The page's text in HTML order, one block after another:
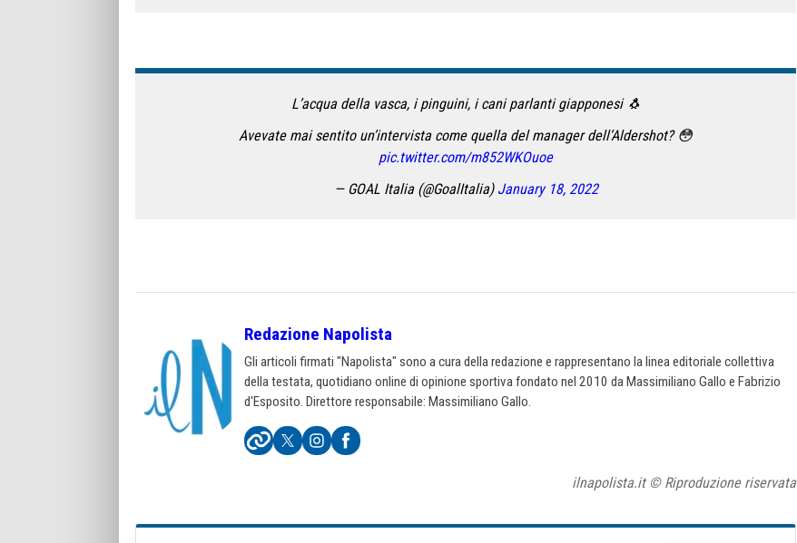
L’acqua della vasca, i pinguini, i cani parlanti giapponesi 🐧
Avevate mai sentito un’intervista come quella del manager dell’Aldershot? 😳
pic.twitter.com/m852WKOuoe
— GOAL Italia (@GoalItalia) January 18, 2022
Redazione Napolista
Gli articoli firmati "Napolista" sono a cura della redazione e rappresentano la linea editoriale collettiva
della testata, quotidiano online di opinione sportiva fondato nel 2010 da Massimiliano Gallo e Fabrizio
d'Esposito. Direttore responsabile: Massimiliano Gallo.
ilnapolista.it © Riproduzione riservata